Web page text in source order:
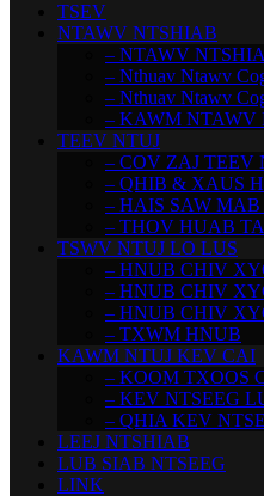
TSEV
NTAWV NTSHIAB
– NTAWV
– Nthuav Ntawv
– Nthuav Ntawv
– KAWM NTAWV
TEEV NTUJ
– COV ZAJ TEEV
– QHIB & XAUS
– HAIS SAW
– THOV HUAB
TSWV NTUJ LO LUS
– HNUB CHIV
– HNUB CHIV
– HNUB CHIV
– TXWM HNUB
KAWM NTUJ KEV CAI
– KOOM TXOOS
– KEV NTSEEG
– QHIA KEV
LEEJ NTSHIAB
LUB SIAB NTSEEG
LINK